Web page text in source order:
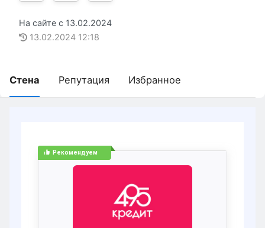
На сайте с 13.02.2024
13.02.2024 12:18
Стена Репутация Избранное